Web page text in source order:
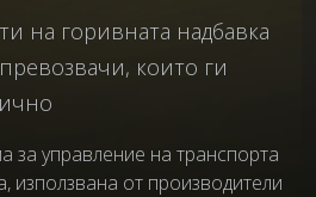
на горивната надбавка
които ги
за управление на транспорта
използвана от производители